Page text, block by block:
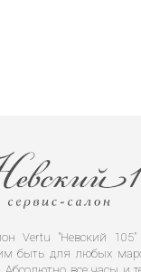
Vertu "Невский
быть для любых